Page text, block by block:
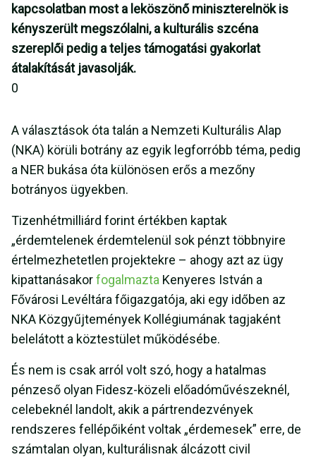
kapcsolatban most a leköszönő miniszterelnök is
kényszerült megszólalni, a kulturális szcéna
szereplői pedig a teljes támogatási gyakorlat
átalakítását javasolják.
0
A választások óta talán a Nemzeti Kulturális Alap
(NKA) körüli botrány az egyik legforróbb téma, pedig
a NER bukása óta különösen erős a mezőny
botrányos ügyekben.
Tizenhétmilliárd forint értékben kaptak
„érdemtelenek érdemtelenül sok pénzt többnyire
értelmezhetetlen projektekre – ahogy azt az ügy
kipattanásakorfogalmazta Kenyeres István a
Fővárosi Levéltára főigazgatója, aki egy időben az
NKA Közgyűjtemények Kollégiumának tagjaként
belelátott a köztestület működésébe.
És nem is csak arról volt szó, hogy a hatalmas
pénzeső olyan Fidesz-közeli előadóművészeknél,
celebeknél landolt, akik a pártrendezvények
rendszeres fellépőiként voltak „érdemesek” erre, de
számtalan olyan, kulturálisnak álcázott civil